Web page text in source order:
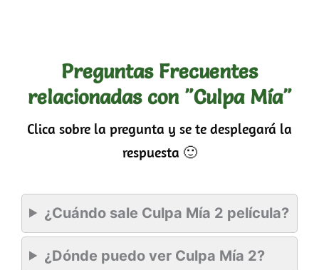
Preguntas Frecuentes
relacionadas con "Culpa Mía"
Clica sobre la pregunta y se te desplegará la
respuesta 🙂
¿Cuándo sale Culpa Mía 2 película?
¿Dónde puedo ver Culpa Mía 2?